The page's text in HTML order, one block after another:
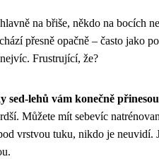
na břiše, někdo na bocích
přesně opačně – často jako
Frustrující, že?
sed-lehů vám konečně
Můžete mít sebevíc
vrstvou tuku, nikdo je neuvidí.